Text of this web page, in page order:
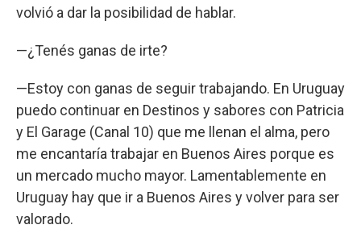
volvió a dar la posibilidad de hablar.
—¿Tenés ganas de irte?
—Estoy con ganas de seguir trabajando. En Uruguay
puedo continuar en Destinos y sabores con Patricia
y El Garage (Canal 10) que me llenan el alma, pero
me encantaría trabajar en Buenos Aires porque es
un mercado mucho mayor. Lamentablemente en
Uruguay hay que ir a Buenos Aires y volver para ser
valorado.